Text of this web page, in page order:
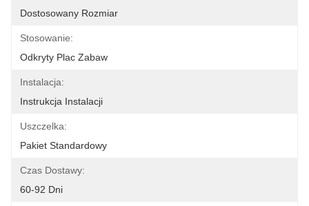
Dostosowany Rozmiar
Stosowanie:
Odkryty Plac Zabaw
Instalacja:
Instrukcja Instalacji
Uszczelka:
Pakiet Standardowy
Czas Dostawy:
60-92 Dni